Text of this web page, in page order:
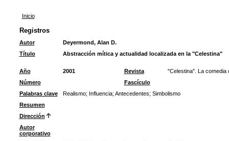
Inicio
Registros
Autor
Deyermond, Alan D.
Título
Abstracción mítica y actualidad localizada en la "Celestina"
Año 2001 Revista
"Celestina". La comedia
Número
Fascículo
Palabras clave
Realismo; Influencia; Antecedentes; Simbolismo
Resumen
Dirección
Autor
corporativo